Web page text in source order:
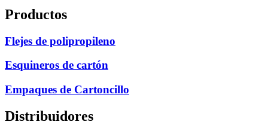
Productos
Flejes de polipropileno
Esquineros de cartón
Empaques de Cartoncillo
Distribuidores